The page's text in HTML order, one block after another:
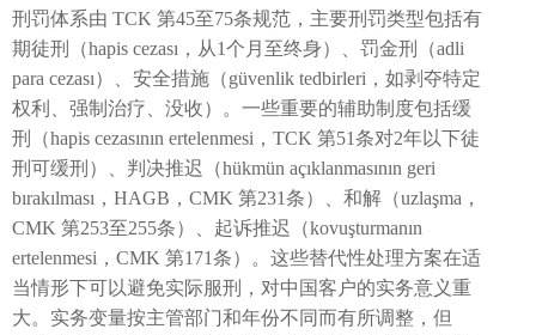
刑罚体系由 TCK 第45至75条规范，主要刑罚类型包括有
期徒刑（hapis cezası，从1个月至终身）、罚金刑（adli
para cezası）、安全措施（güvenlik tedbirleri，如剥夺特定
权利、强制治疗、没收）。一些重要的辅助制度包括缓
刑（hapis cezasının ertelenmesi，TCK 第51条对2年以下徒
刑可缓刑）、判决推迟（hükmün açıklanmasının geri
bırakılması，HAGB，CMK 第231条）、和解（uzlaşma，
CMK 第253至255条）、起诉推迟（kovuşturmanın
ertelenmesi，CMK 第171条）。这些替代性处理方案在适
当情形下可以避免实际服刑，对中国客户的实务意义重
大。实务变量按主管部门和年份不同而有所调整，但